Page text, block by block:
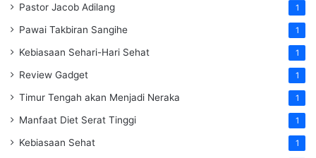
Pastor Jacob Adilang 1
Pawai Takbiran Sangihe 1
Kebiasaan Sehari-Hari Sehat 1
Review Gadget 1
Timur Tengah akan Menjadi Neraka 1
Manfaat Diet Serat Tinggi 1
Kebiasaan Sehat 1